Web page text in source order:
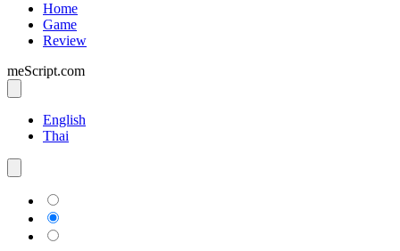
Home
Game
Review
meScript.com
English
Thai